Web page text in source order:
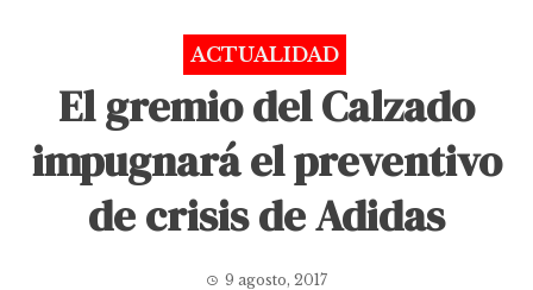
ACTUALIDAD
El gremio del Calzado
impugnará el preventivo
de crisis de Adidas
9 agosto, 2017